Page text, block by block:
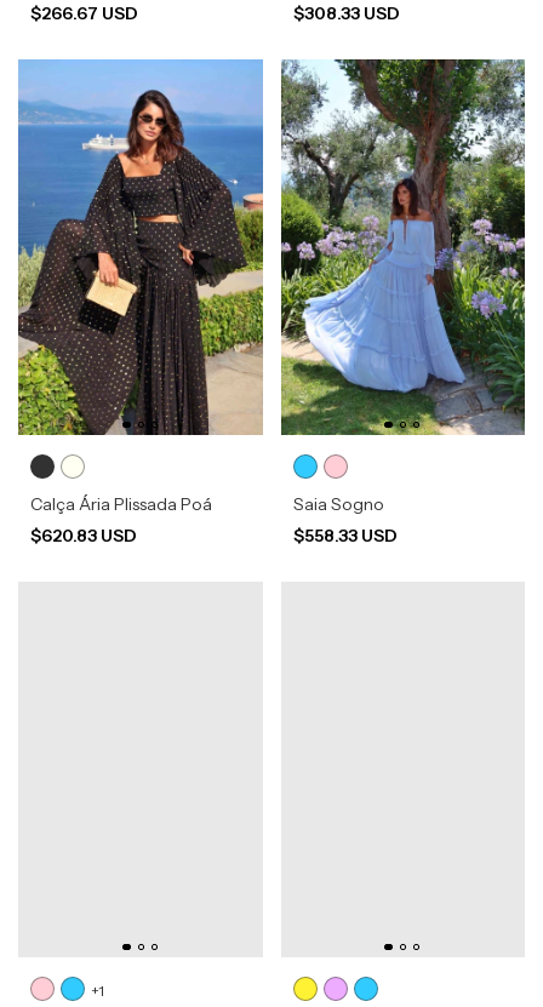
$266.67 USD
$308.33 USD
Calça Ária Plissada Poá
$620.83 USD
Saia Sogno
$558.33 USD
+1